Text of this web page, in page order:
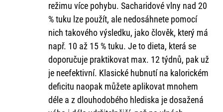
režimu více pohybu. Sacharidové vlny nad 20
% tuku lze použít, ale nedosáhnete pomocí
nich takového výsledku, jako člověk, který má
např. 10 až 15 % tuku. Je to dieta, která se
doporučuje praktikovat max. 12 týdnů, pak už
je neefektivní. Klasické hubnutí na kalorickém
deficitu naopak můžete aplikovat mnohem
déle a z dlouhodobého hlediska je dosažená